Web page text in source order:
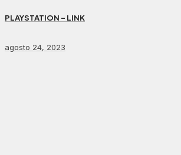
PLAYSTATION – LINK
agosto 24, 2023